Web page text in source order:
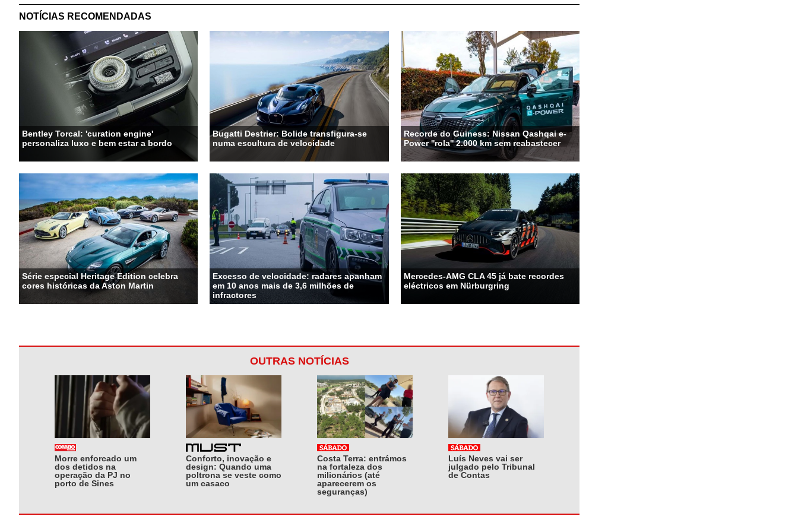
NOTÍCIAS RECOMENDADAS
Bentley Torcal: 'curation engine'
personaliza luxo e bem estar a bordo
Bugatti Destrier: Bolide transfigura-se
numa escultura de velocidade
Recorde do Guiness: Nissan Qashqai e-
Power ''rola'' 2.000 km sem reabastecer
Série especial Heritage Edition celebra
cores históricas da Aston Martin
Excesso de velocidade: radares apanham
em 10 anos mais de 3,6 milhões de
infractores
Mercedes-AMG CLA 45 já bate recordes
eléctricos em Nürburgring
OUTRAS NOTÍCIAS
Morre enforcado um
dos detidos na
operação da PJ no
porto de Sines
Conforto, inovação e
design: Quando uma
poltrona se veste como
um casaco
Costa Terra: entrámos
na fortaleza dos
milionários (até
aparecerem os
seguranças)
Luís Neves vai ser
julgado pelo Tribunal
de Contas